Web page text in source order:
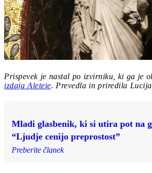
Prispevek je nastal po izvirniku, ki ga je
izdaja Aleteie. Prevedla in priredila
Mladi glasbenik, ki si utira pot na
“Ljudje cenijo preprostost”
Preberite članek